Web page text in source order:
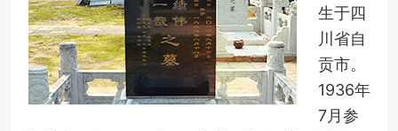
生于四
川省自
贡市。
1936年
7月参